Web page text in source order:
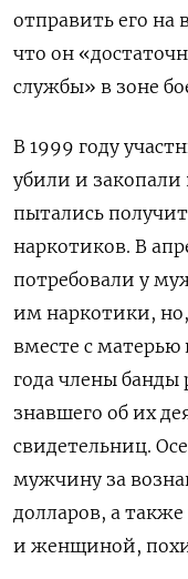
отправить его на
что он
службы» в зоне
В 1999 году
убили и закопали
пытались
наркотиков. В
потребовали у
им наркотики, но,
вместе с
года члены банды
знавшего об их
свидетельниц.
мужчину за
долларов, а
и женщиной,